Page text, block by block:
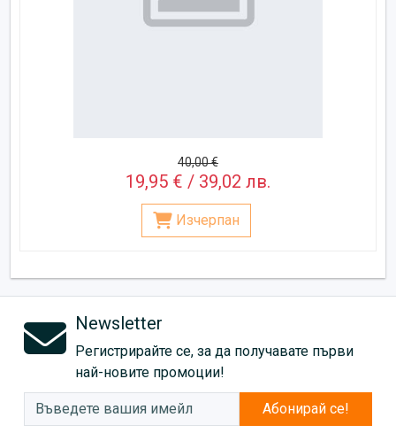
40,00 €
19,95 € / 39,02 лв.
Изчерпан
Newsletter
Регистрирайте се, за да получавате първи
най-новите промоции!
Абонирай се!